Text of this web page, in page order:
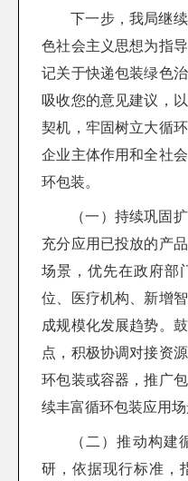
下一步，我局继
色社会主义思想为指
记关于快递包装绿色
吸收您的意见建议，
契机，牢固树立大循
企业主体作用和全社
环包装。
（一）持续巩固
充分应用已投放的产
场景，优先在政府部
位、医疗机构、新增
成规模化发展趋势。
点，积极协调对接资
环包装或容器，推广
续丰富循环包装应用场
（二）推动构建
研，依据现行标准，